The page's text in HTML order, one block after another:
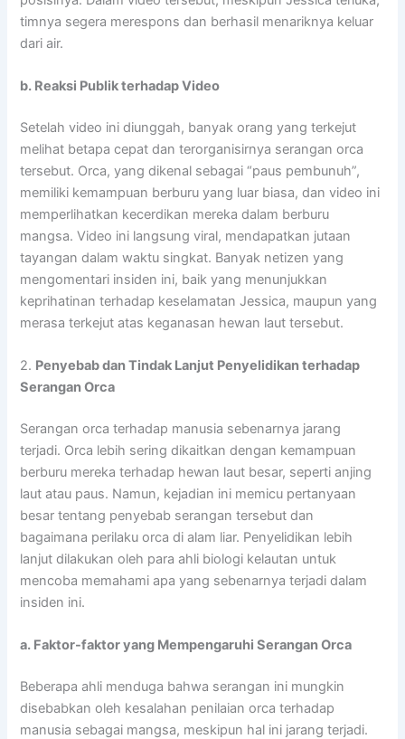
timnya segera merespons dan berhasil menariknya keluar
dari air.
b. Reaksi Publik terhadap Video
Setelah video ini diunggah, banyak orang yang terkejut
melihat betapa cepat dan terorganisirnya serangan orca
tersebut. Orca, yang dikenal sebagai “paus pembunuh”,
memiliki kemampuan berburu yang luar biasa, dan video ini
memperlihatkan kecerdikan mereka dalam berburu
mangsa. Video ini langsung viral, mendapatkan jutaan
tayangan dalam waktu singkat. Banyak netizen yang
mengomentari insiden ini, baik yang menunjukkan
keprihatinan terhadap keselamatan Jessica, maupun yang
merasa terkejut atas keganasan hewan laut tersebut.
2. Penyebab dan Tindak Lanjut Penyelidikan terhadap
Serangan Orca
Serangan orca terhadap manusia sebenarnya jarang
terjadi. Orca lebih sering dikaitkan dengan kemampuan
berburu mereka terhadap hewan laut besar, seperti anjing
laut atau paus. Namun, kejadian ini memicu pertanyaan
besar tentang penyebab serangan tersebut dan
bagaimana perilaku orca di alam liar. Penyelidikan lebih
lanjut dilakukan oleh para ahli biologi kelautan untuk
mencoba memahami apa yang sebenarnya terjadi dalam
insiden ini.
a. Faktor-faktor yang Mempengaruhi Serangan Orca
Beberapa ahli menduga bahwa serangan ini mungkin
disebabkan oleh kesalahan penilaian orca terhadap
manusia sebagai mangsa, meskipun hal ini jarang terjadi.